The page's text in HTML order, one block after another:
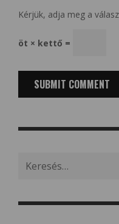
Kérjük, adja meg a
öt × kettő =